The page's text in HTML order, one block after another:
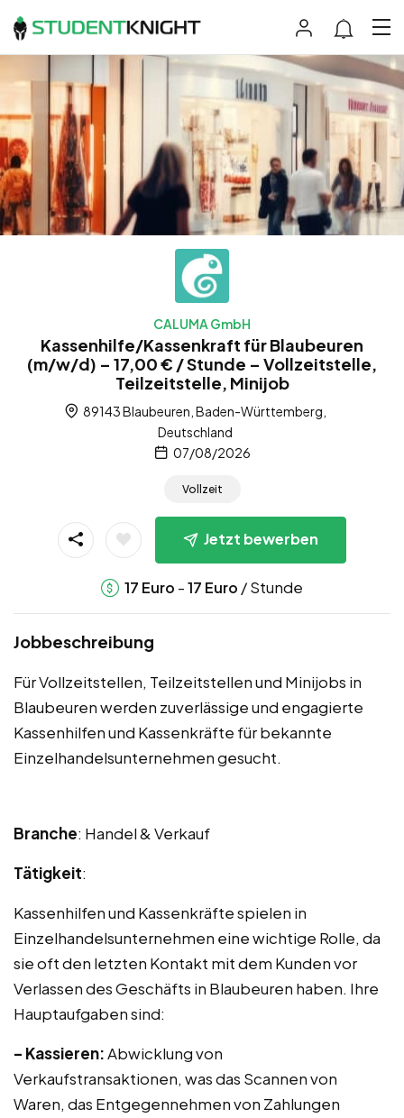
CALUMA GmbH
Kassenhilfe/Kassenkraft für Blaubeuren
(m/w/d) – 17,00 € / Stunde – Vollzeitstelle,
Teilzeitstelle, Minijob
89143 Blaubeuren, Baden-Württemberg,
Deutschland
07/08/2026
Vollzeit
Jetzt bewerben
17 Euro -17 Euro / Stunde
Jobbeschreibung
Für Vollzeitstellen, Teilzeitstellen und Minijobs in
Blaubeuren werden zuverlässige und engagierte
Kassenhilfen und Kassenkräfte für bekannte
Einzelhandelsunternehmen gesucht.
Branche: Handel & Verkauf
Tätigkeit:
Kassenhilfen und Kassenkräfte spielen in
Einzelhandelsunternehmen eine wichtige Rolle, da
sie oft den letzten Kontakt mit dem Kunden vor
Verlassen des Geschäfts in Blaubeuren haben. Ihre
Hauptaufgaben sind:
– Kassieren:Abwicklung von
Verkaufstransaktionen, was das Scannen von
Waren, das Entgegennehmen von Zahlungen